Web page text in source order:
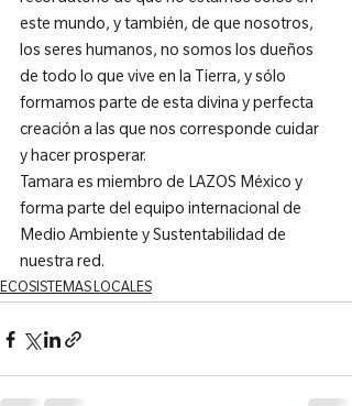
este mundo, y también, de que nosotros,
los seres humanos, no somos los dueños
de todo lo que vive en la Tierra, y sólo
formamos parte de esta divina y perfecta
creación a las que nos corresponde cuidar
y hacer prosperar.
Tamara es miembro de LAZOS México y
forma parte del equipo internacional de
Medio Ambiente y Sustentabilidad de
nuestra red.
ECOSISTEMAS LOCALES